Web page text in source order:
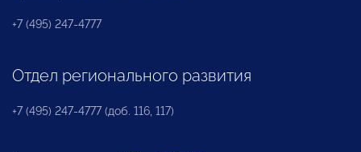
+7 (495) 247-4777
Отдел регионального развития
+7 (495) 247-4777 (доб. 116, 117)